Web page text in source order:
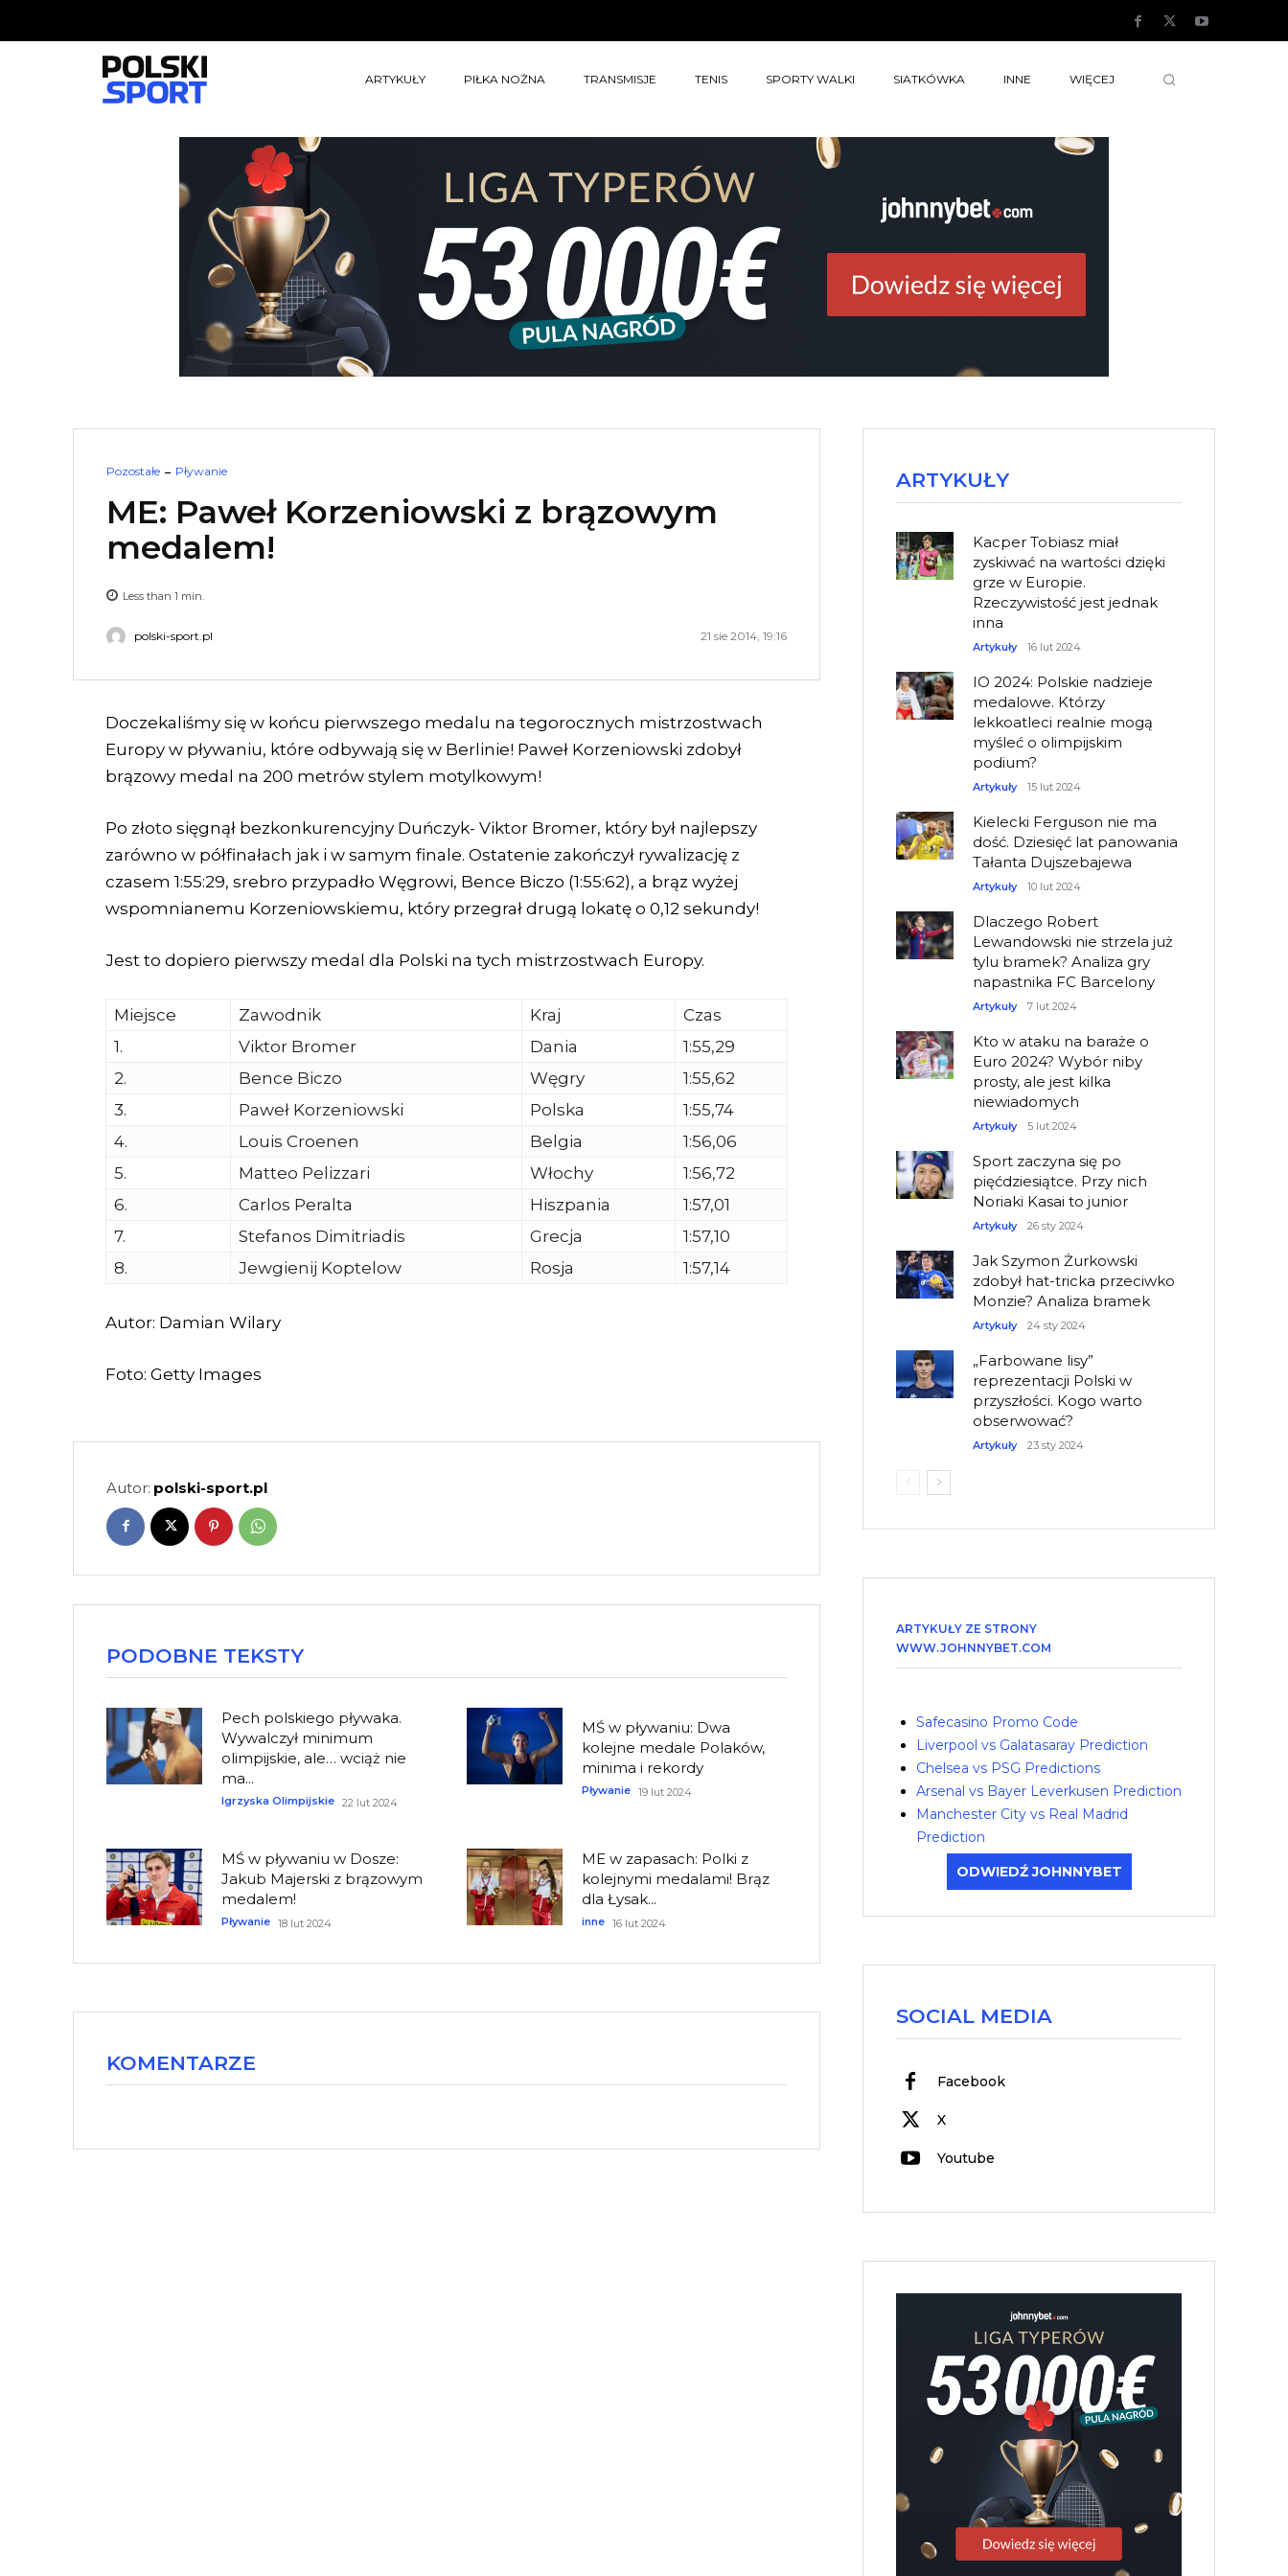
ARTYKUŁY PIŁKA NOŻNA TRANSMISJE TENIS SPORTY WALKI SIATKÓWKA INNE WIĘCEJ
Pozostałe Pływanie
ME: Paweł Korzeniowski z brązowym
medalem!
Less than 1 min.
polski-sport.pl 21 sie 2014, 19:16
Doczekaliśmy się w końcu pierwszego medalu na tegorocznych mistrzostwach
Europy w pływaniu, które odbywają się w Berlinie! Paweł Korzeniowski zdobył
brązowy medal na 200 metrów stylem motylkowym!
Po złoto sięgnął bezkonkurencyjny Duńczyk- Viktor Bromer, który był najlepszy
zarówno w półfinałach jak i w samym finale. Ostatenie zakończył rywalizację z
czasem 1:55:29, srebro przypadło Węgrowi, Bence Biczo (1:55:62), a brąz wyżej
wspomnianemu Korzeniowskiemu, który przegrał drugą lokatę o 0,12 sekundy!
Jest to dopiero pierwszy medal dla Polski na tych mistrzostwach Europy.
Miejsce Zawodnik Kraj
Czas
1.
Viktor Bromer Dania
1:55,29
2.
Bence Biczo Węgry
1:55,62
3.
Paweł Korzeniowski Polska
1:55,74
4.
Louis Croenen Belgia
1:56,06
5.
Matteo Pelizzari Włochy
1:56,72
6.
Carlos Peralta Hiszpania
1:57,01
7.
Stefanos Dimitriadis Grecja
1:57,10
8.
Jewgienij Koptelow Rosja 1:57,14
Autor: Damian Wilary
Foto: Getty Images
Autor: polski-sport.pl
PODOBNE TEKSTY
Pech polskiego pływaka.
Wywalczył minimum
olimpijskie, ale… wciąż nie
ma...
Igrzyska Olimpijskie 22 lut 2024
MŚ w pływaniu: Dwa
kolejne medale Polaków,
minima i rekordy
Pływanie 19 lut 2024
MŚ w pływaniu w Dosze:
Jakub Majerski z brązowym
medalem!
Pływanie 18 lut 2024
ME w zapasach: Polki z
kolejnymi medalami! Brąz
dla Łysak...
inne 16 lut 2024
KOMENTARZE
ARTYKUŁY
Kacper Tobiasz miał
zyskiwać na wartości dzięki
grze w Europie.
Rzeczywistość jest jednak
inna
Artykuły 16 lut 2024
IO 2024: Polskie nadzieje
medalowe. Którzy
lekkoatleci realnie mogą
myśleć o olimpijskim
podium?
Artykuły 15 lut 2024
Kielecki Ferguson nie ma
dość. Dziesięć lat panowania
Tałanta Dujszebajewa
Artykuły 10 lut 2024
Dlaczego Robert
Lewandowski nie strzela już
tylu bramek? Analiza gry
napastnika FC Barcelony
Artykuły 7 lut 2024
Kto w ataku na baraże o
Euro 2024? Wybór niby
prosty, ale jest kilka
niewiadomych
Artykuły 5 lut 2024
Sport zaczyna się po
pięćdziesiątce. Przy nich
Noriaki Kasai to junior
Artykuły 26 sty 2024
Jak Szymon Żurkowski
zdobył hat-tricka przeciwko
Monzie? Analiza bramek
Artykuły 24 sty 2024
„Farbowane lisy”
reprezentacji Polski w
przyszłości. Kogo warto
obserwować?
Artykuły 23 sty 2024
ARTYKUŁY ZE STRONY
WWW.JOHNNYBET.COM
Safecasino Promo Code
Liverpool vs Galatasaray Prediction
Chelsea vs PSG Predictions
Arsenal vs Bayer Leverkusen Prediction
Manchester City vs Real Madrid
Prediction
ODWIEDŹ JOHNNYBET
SOCIAL MEDIA
Facebook
X
Youtube